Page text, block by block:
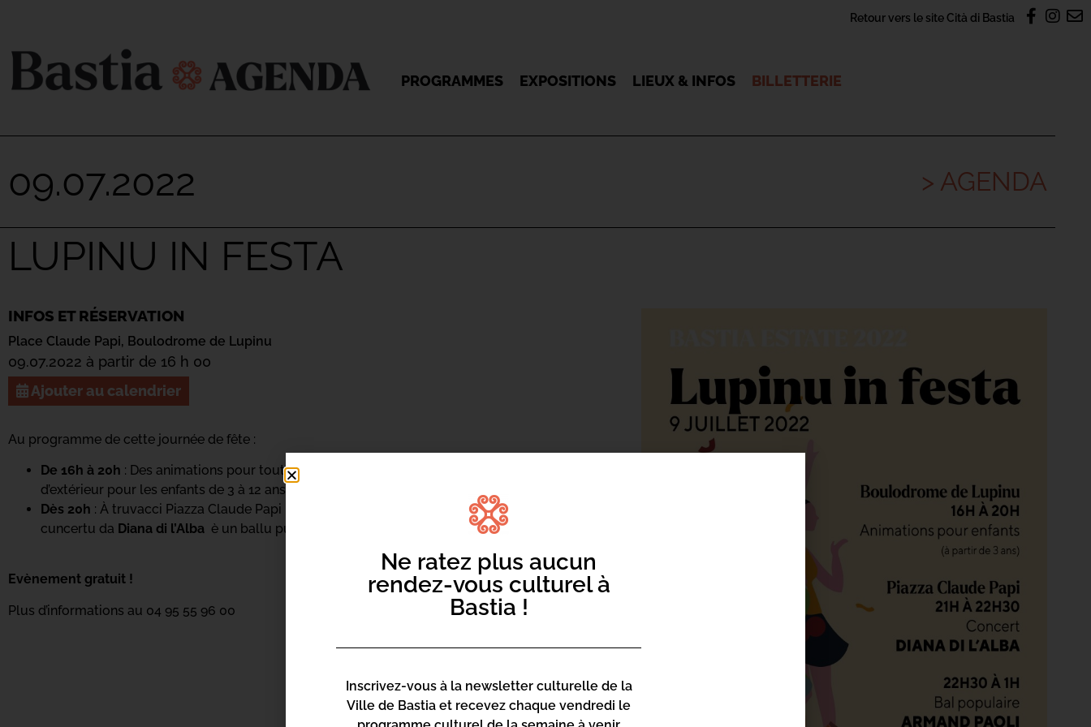
Retour vers le site Cità di Bastia
PROGRAMMES EXPOSITIONS LIEUX & INFOS BILLETTERIE
09.07.2022 > AGENDA
LUPINU IN FESTA
INFOS ET RÉSERVATION
Place Claude Papi, Boulodrome de Lupinu
09.07.2022 à partir de 16 h 00
Ajouter au calendrier
Au programme de cette journée de fête :
De 16h à 20h : Des animations pour toute la famille au Boulodrome : ateliers et jeux
d’extérieur pour les enfants de 3 à 12 ans.
Dès 20h : À truvacci Piazza Claude Papi per una spassighjata cù ballerine brasiliane, un
cuncertu da Diana di l’Alba è un ballu pupulare cù Armand Paoli !
Evènement gratuit !
Plus d’informations au 04 95 55 96 00
Ne ratez plus aucun
rendez-vous culturel à
Bastia !
Inscrivez-vous à la newsletter culturelle de la
Ville de Bastia et recevez chaque vendredi le